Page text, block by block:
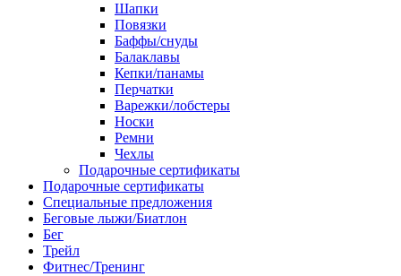
Шапки
Повязки
Баффы/снуды
Балаклавы
Кепки/панамы
Перчатки
Варежки/лобстеры
Носки
Ремни
Чехлы
Подарочные сертификаты
Подарочные сертификаты
Специальные предложения
Беговые лыжи/Биатлон
Бег
Трейл
Фитнес/Тренинг